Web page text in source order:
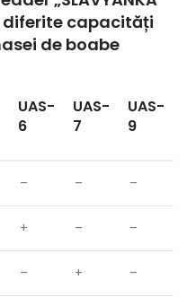
diferite capacități
de boabe
UAS-
6
UAS-
7
UAS-
9
– – –
+ – –
– + –